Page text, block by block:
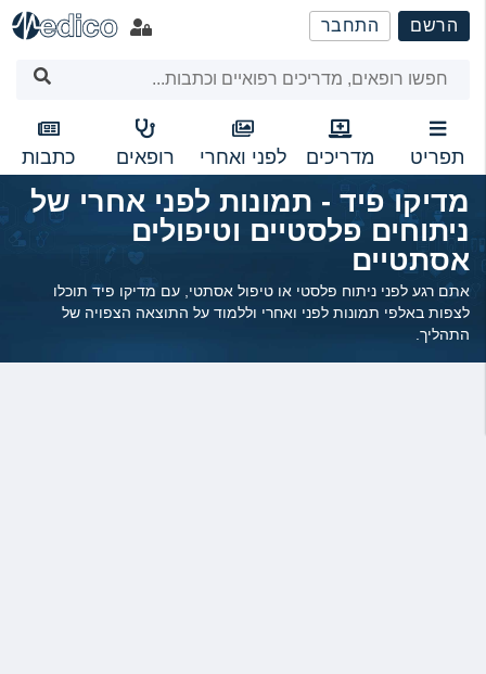
שִׂים
לֵב:
מַעֲרֶכֶת
נָגִישׁ
בִּקְלִיק
הַמְּסַיַּעַת
לִנְגִישׁוּת
הָאֲתָר.
הרשם התחבר
תפריט מדריכים לפני ואחרי רופאים כתבות
מדיקו פיד - תמונות לפני אחרי של
ניתוחים פלסטיים וטיפולים
אסתטיים
אתם רגע לפני ניתוח פלסטי או טיפול אסתטי, עם מדיקו פיד תוכלו
לצפות באלפי תמונות לפני ואחרי וללמוד על התוצאה הצפויה של
התהליך.